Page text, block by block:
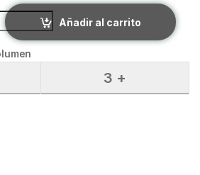
quantity
Añadir al carrito
3 +